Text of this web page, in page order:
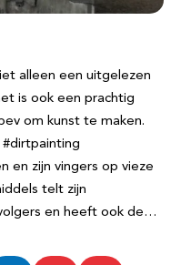
alleen een uitgelezen
is ook een prachtig
om kunst te maken.
en zijn vingers op vieze
telt zijn
en heeft ook de…